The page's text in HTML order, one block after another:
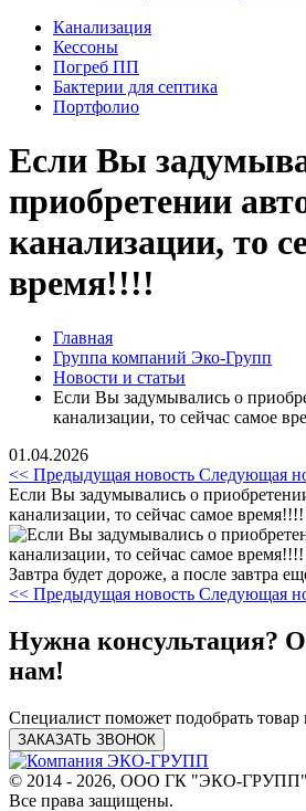
Канализация
Кессоны
Погреб ПП
Бактерии для септика
Портфолио
Если Вы
приобретении
канализации, то
время!!!!
Главная
Группа компаний Эко-Групп
Новости и статьи
Если Вы задумывались о
канализации, то сейчас самое
01.04.2026
<< Предыдущая новость Следующая
Если Вы задумывались о
канализации, то сейчас самое время!!!!
Завтра будет дороже, а после завтра
<< Предыдущая новость Следующая
Нужна консультация?
нам!
Специалист поможет подобрать
ЗАКАЗАТЬ ЗВОНОК
© 2014 - 2026, ООО ГК "ЭКО-
Все права защищены.